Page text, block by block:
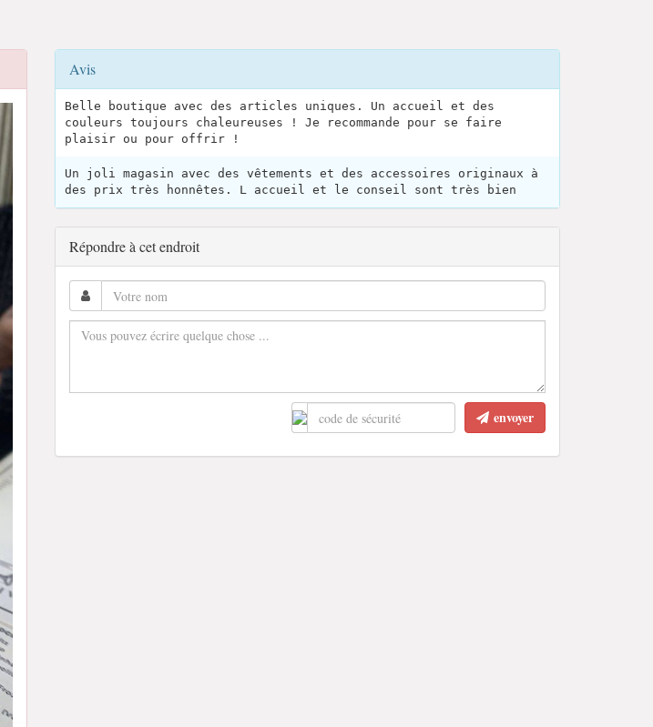
Avis
Belle boutique avec des articles uniques. Un accueil et des
couleurs toujours chaleureuses ! Je recommande pour se faire
plaisir ou pour offrir !
Un joli magasin avec des vêtements et des accessoires originaux à
des prix très honnêtes. L accueil et le conseil sont très bien
Répondre à cet endroit
envoyer